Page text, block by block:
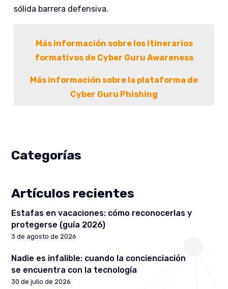
Categorías
Artículos recientes
Estafas en vacaciones: cómo reconocerlas y
protegerse (guía 2026)
3 de agosto de 2026
Nadie es infalible: cuando la concienciación
se encuentra con la tecnología
30 de julio de 2026
sólida barrera defensiva.
Más información sobre los itinerarios
formativos de Cyber Guru Awareness
Más información sobre la plataforma de
Cyber Guru Phishing